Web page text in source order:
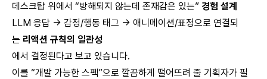
데스크탑 위에서 “방해되지 않는데 존재감은 있는” 경험 설계
LLM 응답 → 감정/행동 태그 → 애니메이션/표정으로 연결되
는 리액션 규칙의 일관성
에서 결정된다고 보고 있습니다.
이를 “개발 가능한 스펙”으로 깔끔하게 떨어뜨려 줄 기획자가 필